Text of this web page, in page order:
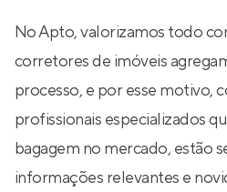
No Apto, valorizamos todo
corretores de imóveis
processo, e por esse motivo,
profissionais especializados
bagagem no mercado, estão
informações relevantes e